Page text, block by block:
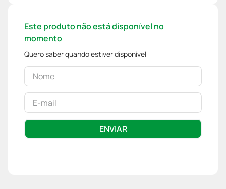
Este produto não está disponível no
momento
Quero saber quando estiver disponível
ENVIAR